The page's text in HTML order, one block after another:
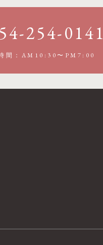
254-0141
間：AM10:30〜PM7:00